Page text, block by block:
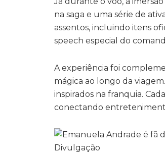
na saga e uma série de
assentos, incluindo itens
speech especial do
A experiência foi
mágica ao longo da
inspirados na franquia.
conectando